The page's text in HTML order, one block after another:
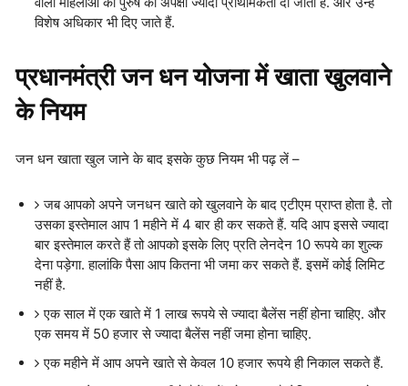
विशेष अधिकार भी दिए जाते हैं.
प्रधानमंत्री जन धन योजना में खाता खुलवाने
के नियम
जन धन खाता खुल जाने के बाद इसके कुछ नियम भी पढ़ लें –
जब आपको अपने जनधन खाते को खुलवाने के बाद एटीएम प्राप्त होता है. तो
उसका इस्तेमाल आप 1 महीने में 4 बार ही कर सकते हैं. यदि आप इससे ज्यादा
बार इस्तेमाल करते हैं तो आपको इसके लिए प्रति लेनदेन 10 रूपये का शुल्क
देना पड़ेगा. हालांकि पैसा आप कितना भी जमा कर सकते हैं. इसमें कोई लिमिट
नहीं है.
एक साल में एक खाते में 1 लाख रूपये से ज्यादा बैलेंस नहीं होना चाहिए. और
एक समय में 50 हजार से ज्यादा बैलेंस नहीं जमा होना चाहिए.
एक महीने में आप अपने खाते से केवल 10 हजार रूपये ही निकाल सकते हैं.